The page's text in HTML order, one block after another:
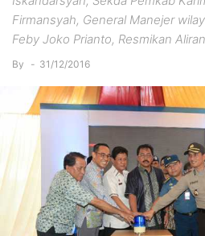
Firmansyah, General Manejer
Feby Joko Prianto, Resmikan
By - 31/12/2016